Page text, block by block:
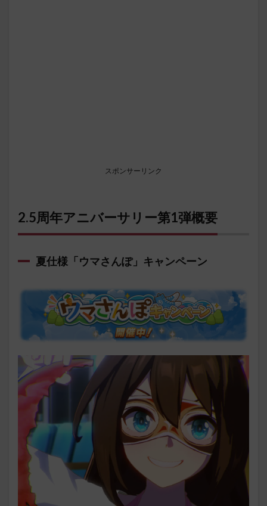
スポンサーリンク
2.5周年アニバーサリー第1弾概要
夏仕様「ウマさんぽ」キャンペーン